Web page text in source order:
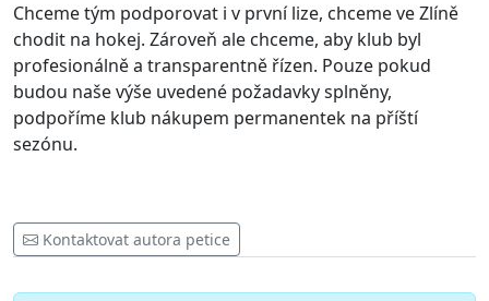
Chceme tým podporovat i v první lize, chceme ve Zlíně
chodit na hokej. Zároveň ale chceme, aby klub byl
profesionálně a transparentně řízen. Pouze pokud
budou naše výše uvedené požadavky splněny,
podpoříme klub nákupem permanentek na příští
sezónu.
Kontaktovat autora petice